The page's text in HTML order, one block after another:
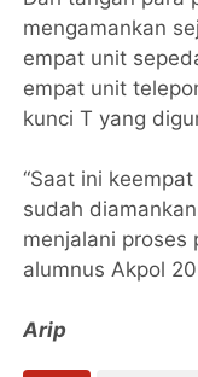
mengamankan
empat unit
empat unit
kunci T yang
“Saat ini
sudah
menjalani proses
alumnus Akpol
Arip